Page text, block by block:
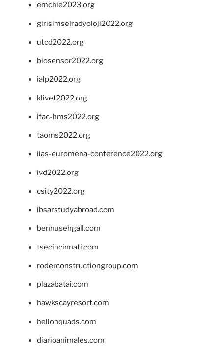
emchie2023.org
girisimselradyoloji2022.org
utcd2022.org
biosensor2022.org
ialp2022.org
klivet2022.org
ifac-hms2022.org
taoms2022.org
iias-euromena-conference2022.org
ivd2022.org
csity2022.org
ibsarstudyabroad.com
bennusehgall.com
tsecincinnati.com
roderconstructiongroup.com
plazabatai.com
hawkscayresort.com
hellonquads.com
diarioanimales.com